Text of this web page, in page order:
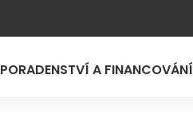
PORADENSTVÍ A FINANCOVÁNÍ